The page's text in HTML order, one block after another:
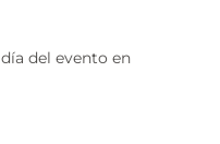
del evento en